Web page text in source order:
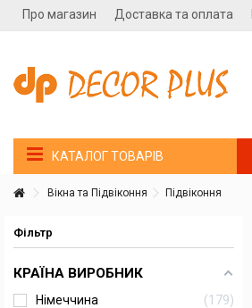
Про магазин Доставка та оплата
КАТАЛОГ ТОВАРІВ
Вікна та Підвіконня Підвіконня
Фільтр
КРАЇНА ВИРОБНИК
Німеччина
179